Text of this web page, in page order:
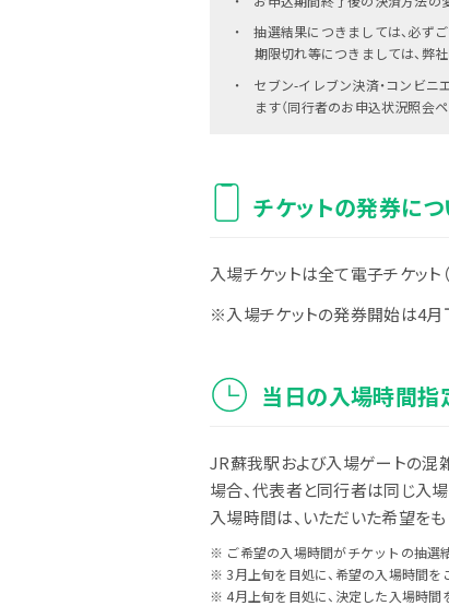
抽選結果につきましては、必ずご
期限切れ等につきましては、弊
セブン-イレブン決済・コンビニ
ます（同行者のお申込状況照会
チケットの発券につ
入場チケットは全て電子チケット
※入場チケットの発券開始は4月
当日の入場時間指
JR蘇我駅および入場ゲートの混
場合、代表者と同行者は同じ入
入場時間は、いただいた希望を
ご希望の入場時間がチケットの抽選
3月上旬を目処に、希望の入場時間を
4月上旬を目処に、決定した入場時